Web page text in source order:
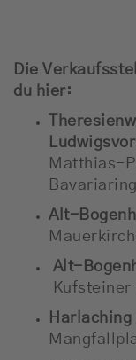
Die
du hier:
Matthias-
Alt-
Alt-